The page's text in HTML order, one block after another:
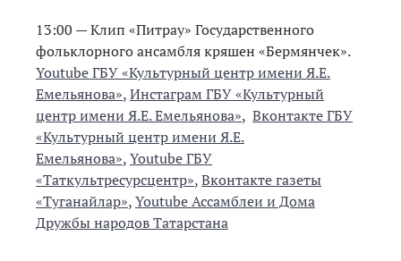
13:00 — Клип «Питрау» Государственного
фольклорного ансамбля кряшен «Бермянчек».
Youtube ГБУ «Культурный центр имени Я.Е.
Емельянова»,Инстаграм ГБУ «Культурный
центр имени Я.Е. Емельянова», Вконтакте ГБУ
«Культурный центр имени Я.Е.
Емельянова»,Youtube ГБУ
«Таткультресурсцентр»,Вконтакте газеты
«Туганайлар»,Youtube Ассамблеи и Дома
Дружбы народов Татарстана